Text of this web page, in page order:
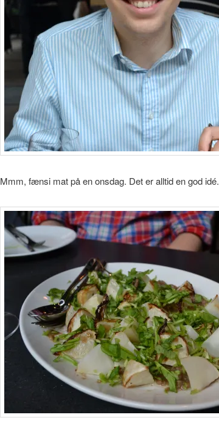
Mmm, fænsi mat på en onsdag. Det er alltid en god idé.